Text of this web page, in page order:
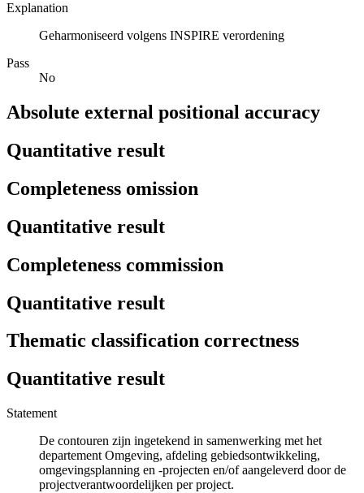
Explanation
Geharmoniseerd volgens INSPIRE verordening
Pass
No
Absolute external positional accuracy
Quantitative result
Completeness omission
Quantitative result
Completeness commission
Quantitative result
Thematic classification correctness
Quantitative result
Statement
De contouren zijn ingetekend in samenwerking met het
departement Omgeving, afdeling gebiedsontwikkeling,
omgevingsplanning en -projecten en/of aangeleverd door de
projectverantwoordelijken per project.